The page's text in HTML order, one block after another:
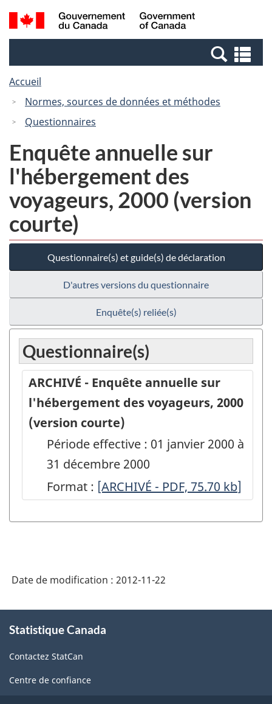
Passer
au
Passer
à
Canada
Recherche
et
et
Accueil
Normes, sources de données et méthodes
Questionnaires
Enquête annuelle sur
l'hébergement des
voyageurs, 2000 (version
courte)
Questionnaire(s) et guide(s) de déclaration
D'autres versions du questionnaire
Enquête(s) reliée(s)
Questionnaire(s)
ARCHIVÉ - Enquête annuelle sur
l'hébergement des voyageurs, 2000
(version courte)
Période effective : 01 janvier 2000 à
31 décembre 2000
Format : ARCHIVÉ
Enquête
l'hébergement
des
voyageurs,
[ARCHIVÉ - PDF, 75.70 kb]
Date de modification : 2012-11-22
propos
ce
site
Statistique Canada
Contactez StatCan
Centre de confiance